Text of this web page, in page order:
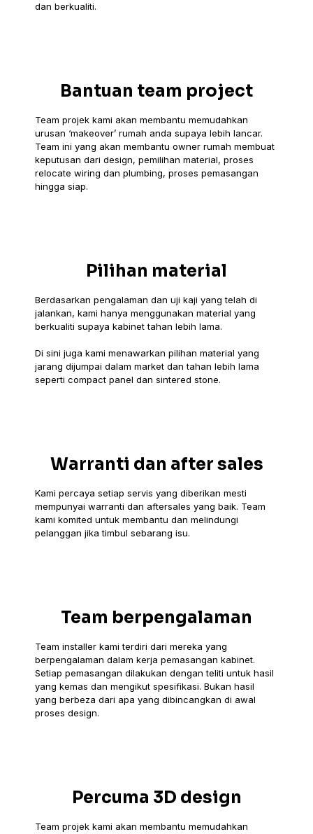
dan berkualiti.
Bantuan team project
Team projek kami akan membantu memudahkan
urusan ‘makeover’ rumah anda supaya lebih lancar.
Team ini yang akan membantu owner rumah membuat
keputusan dari design, pemilihan material, proses
relocate wiring dan plumbing, proses pemasangan
hingga siap.
Pilihan material
Berdasarkan pengalaman dan uji kaji yang telah di
jalankan, kami hanya menggunakan material yang
berkualiti supaya kabinet tahan lebih lama.
Di sini juga kami menawarkan pilihan material yang
jarang dijumpai dalam market dan tahan lebih lama
seperti compact panel dan sintered stone.
Warranti dan after sales
Kami percaya setiap servis yang diberikan mesti
mempunyai warranti dan aftersales yang baik. Team
kami komited untuk membantu dan melindungi
pelanggan jika timbul sebarang isu.
Team berpengalaman
Team installer kami terdiri dari mereka yang
berpengalaman dalam kerja pemasangan kabinet.
Setiap pemasangan dilakukan dengan teliti untuk hasil
yang kemas dan mengikut spesifikasi. Bukan hasil
yang berbeza dari apa yang dibincangkan di awal
proses design.
Percuma 3D design
Team projek kami akan membantu memudahkan